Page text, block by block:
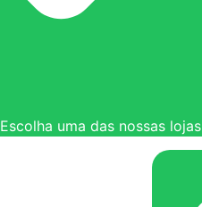
Escolha uma das nossas lojas